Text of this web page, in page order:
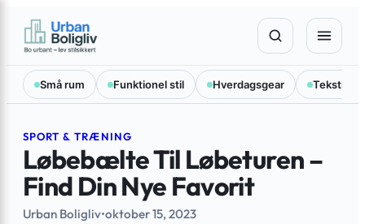
Spring
indhold
Små rum Funktionel stil Hverdagsgear
SPORT & TRÆNING
Løbebælte Til Løbeturen –
Find Din Nye Favorit
Urban Boligliv•oktober 15, 2023